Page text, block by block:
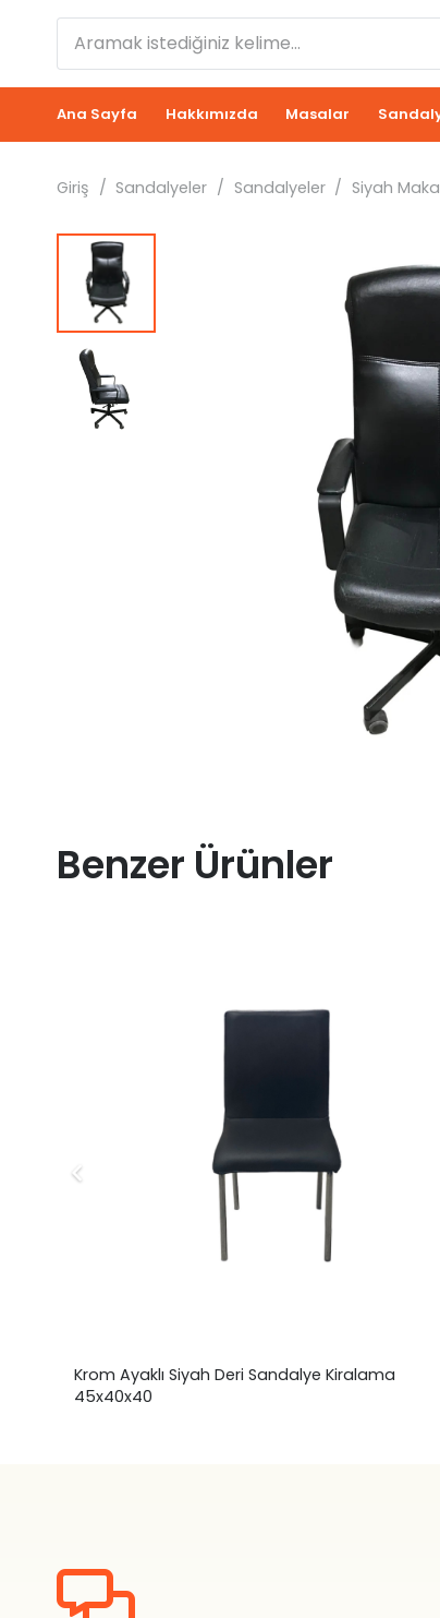
Ana Sayfa Hakkımızda Masalar
Giriş / Sandalyeler / Sandalyeler / Siyah
Benzer Ürünler
Krom Ayaklı Siyah Deri Sandalye Kiralama
45x40x40